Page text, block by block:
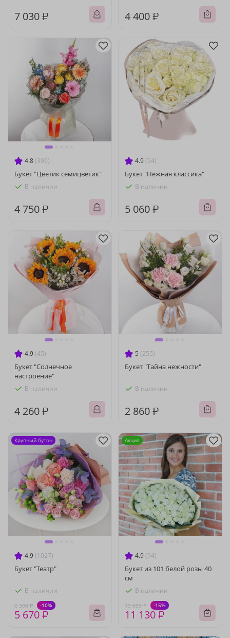
7 030 ₽ 4 400 ₽
4.8 (399)
Букет "Цветик семицветик"
В наличии
4 750 ₽
4.9 (54)
Букет "Нежная классика"
В наличии
5 060 ₽
4.9 (45)
Букет "Солнечное
настроение"
В наличии
4 260 ₽
5 (255)
Букет "Тайна нежности"
В наличии
2 860 ₽
4.9 (1027)
Букет "Театр"
В наличии
6 300 ₽ -10%
5 670 ₽
Крупный бутон
4.9 (94)
Букет из 101 белой розы 40
см
В наличии
13 090 ₽ -15%
11 130 ₽
Акция